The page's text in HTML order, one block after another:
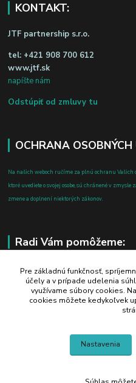
KONTAKT:
JTF partnership s.r.o.
tel: +421 908 700 612
www.jtf.sk
napíšte nám
Odstúpiť od zmluvy tu
OCHRANA OSOBNÝCH
Na našich weboch ručíme za plnú ochranu
ktoré uvediete o svojej osobe, sú chránené v zmysle
zmene a doplnení niektorých zákonov.
Radi Vám pomôžeme:
+421 908 700 612
po-pia: 8.00 - 16.00
business@jtf.sk
Pre základnú funkčnosť,
účely a v prípade udelenia
využívame súbory cookies.
cookies môžete kedykoľvek
Nastavenia